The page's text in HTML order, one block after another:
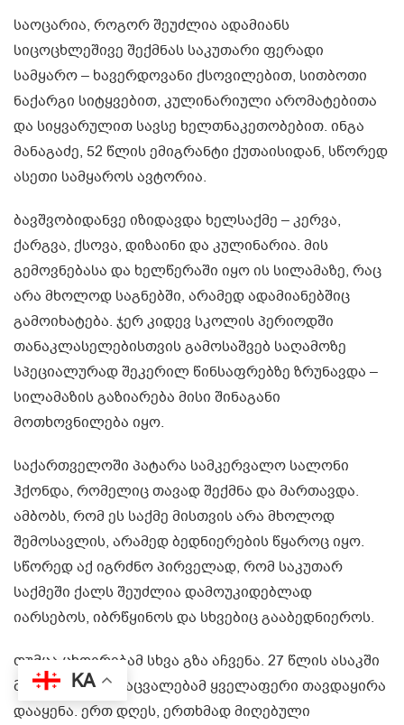
საოცარია, როგორ შეუძლია ადამიანს
სიცოცხლეშივე შექმნას საკუთარი ფერადი
სამყარო – ხავერდოვანი ქსოვილებით, სითბოთი
ნაქარგი სიტყვებით, კულინარიული არომატებითა
და სიყვარულით სავსე ხელთნაკეთობებით. ინგა
მანაგაძე, 52 წლის ემიგრანტი ქუთაისიდან, სწორედ
ასეთი სამყაროს ავტორია.
ბავშვობიდანვე იზიდავდა ხელსაქმე – კერვა,
ქარგვა, ქსოვა, დიზაინი და კულინარია. მის
გემოვნებასა და ხელწერაში იყო ის სილამაზე, რაც
არა მხოლოდ საგნებში, არამედ ადამიანებშიც
გამოიხატება. ჯერ კიდევ სკოლის პერიოდში
თანაკლასელებისთვის გამოსაშვებ საღამოზე
სპეციალურად შეკერილ წინსაფრებზე ზრუნავდა –
სილამაზის გაზიარება მისი შინაგანი
მოთხოვნილება იყო.
საქართველოში პატარა სამკერვალო სალონი
ჰქონდა, რომელიც თავად შექმნა და მართავდა.
ამბობს, რომ ეს საქმე მისთვის არა მხოლოდ
შემოსავლის, არამედ ბედნიერების წყაროც იყო.
სწორედ აქ იგრძნო პირველად, რომ საკუთარ
საქმეში ქალს შეუძლია დამოუკიდებლად
იარსებოს, იბრწყინოს და სხვებიც გააბედნიეროს.
თუმცა ცხოვრებამ სხვა გზა აჩვენა. 27 წლის ასაკში
მეუღლის გარდაცვალებამ ყველაფერი თავდაყირა
დააყენა. ერთ დღეს, ერთხმად მიღებული
KA